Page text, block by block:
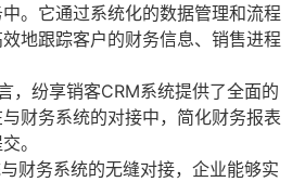
。它通过系统化的数据管理和流程
地跟踪客户的财务信息、销售进程
，纷享销客CRM系统提供了全面的
财务系统的对接中，简化财务报表
。
财务系统的无缝对接，企业能够实